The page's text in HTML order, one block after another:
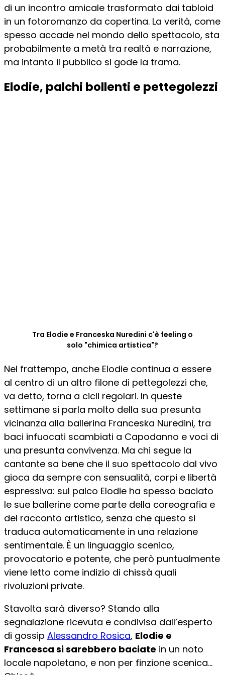
di un incontro amicale trasformato dai tabloid
in un fotoromanzo da copertina. La verità, come
spesso accade nel mondo dello spettacolo, sta
probabilmente a metà tra realtà e narrazione,
ma intanto il pubblico si gode la trama.
Elodie, palchi bollenti e pettegolezzi
Tra Elodie e Franceska Nuredini c'è feeling o
solo "chimica artistica"?
Nel frattempo, anche Elodie continua a essere
al centro di un altro filone di pettegolezzi che,
va detto, torna a cicli regolari. In queste
settimane si parla molto della sua presunta
vicinanza alla ballerina Franceska Nuredini, tra
baci infuocati scambiati a Capodanno e voci di
una presunta convivenza. Ma chi segue la
cantante sa bene che il suo spettacolo dal vivo
gioca da sempre con sensualità, corpi e libertà
espressiva: sul palco Elodie ha spesso baciato
le sue ballerine come parte della coreografia e
del racconto artistico, senza che questo si
traduca automaticamente in una relazione
sentimentale. È un linguaggio scenico,
provocatorio e potente, che però puntualmente
viene letto come indizio di chissà quali
rivoluzioni private.
Stavolta sarà diverso? Stando alla
segnalazione ricevuta e condivisa dall’esperto
di gossip Alessandro Rosica, Elodie e
Francesca si sarebbero baciate in un noto
locale napoletano, e non per finzione scenica…